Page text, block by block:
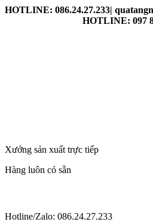
HOTLINE: 086.24.27.233|
HOTLINE: 097
Xưởng sản xuất trực tiếp
Hàng luôn có sẵn
Hotline/Zalo: 086.24.27.233